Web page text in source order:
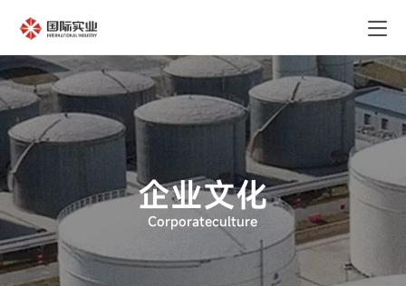
企业文化
Corporateculture